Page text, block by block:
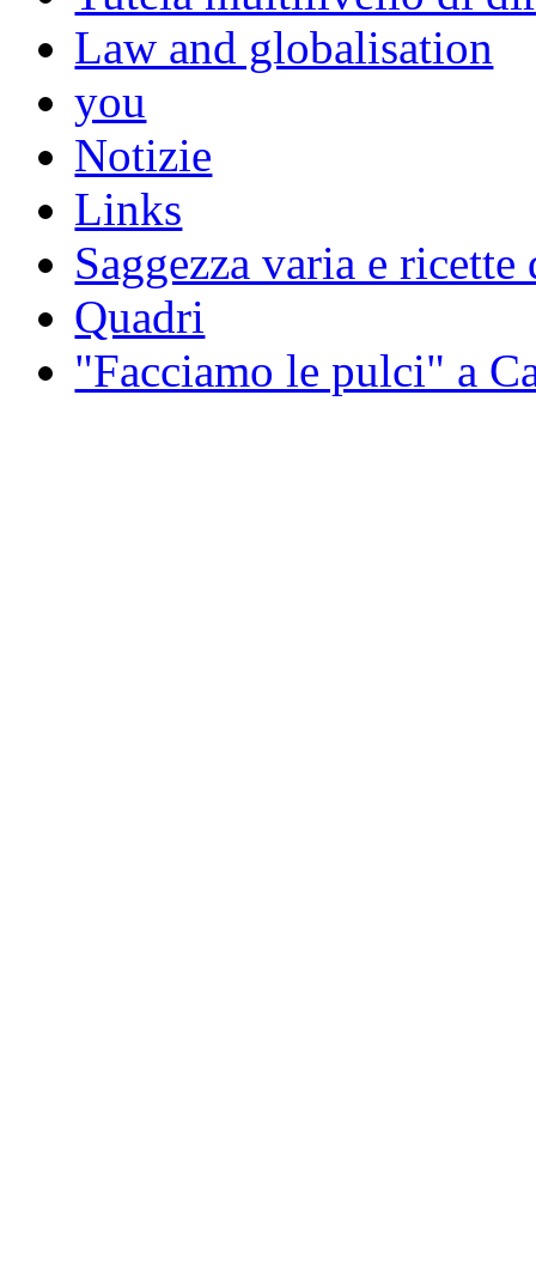
Law and globalisation
you
Notizie
Links
Saggezza varia e
Quadri
"Facciamo le pulci" a